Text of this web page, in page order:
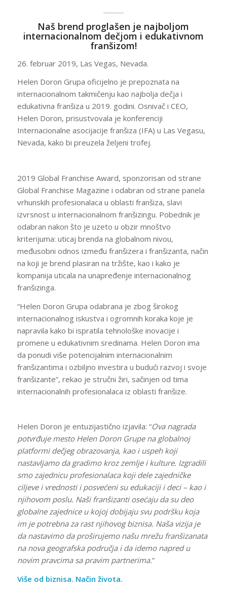
Naš brend proglašen je najboljom
internacionalnom dečjom i edukativnom
franšizom!
26. februar 2019, Las Vegas, Nevada.
Helen Doron Grupa oficijelno je prepoznata na
internacionalnom takmičenju kao najbolja dečja i
edukativna franšiza u 2019. godini. Osnivač i CEO,
Helen Doron, prisustvovala je konferenciji
Internacionalne asocijacije franšiza (IFA) u Las Vegasu,
Nevada, kako bi preuzela željeni trofej.
2019 Global Franchise Award, sponzorisan od strane
Global Franchise Magazine i odabran od strane panela
vrhunskih profesionalaca u oblasti franšiza, slavi
izvrsnost u internacionalnom franšizingu. Pobednik je
odabran nakon što je uzeto u obzir mnoštvo
kriterijuma: uticaj brenda na globalnom nivou,
međusobni odnos između franšizera i franšizanta, način
na koji je brend plasiran na tržište, kao i kako je
kompanija uticala na unapređenje internacionalnog
franšizinga.
“Helen Doron Grupa odabrana je zbog širokog
internacionalnog iskustva i ogromnih koraka koje je
napravila kako bi ispratila tehnološke inovacije i
promene u edukativnim sredinama. Helen Doron ima
da ponudi više potencijalnim internacionalnim
franšizantima i ozbiljno investira u budući razvoj i svoje
franšizante”, rekao je stručni žiri, sačinjen od tima
internacionalnih profesionalaca iz oblasti franšize.
Helen Doron je entuzijastično izjavila: “Ova nagrada
potvrđuje mesto Helen Doron Grupe na globalnoj
platformi dečjeg obrazovanja, kao i uspeh koji
nastavljamo da gradimo kroz zemlje i kulture. Izgradili
smo zajednicu profesionalaca koji dele zajedničke
ciljeve i vrednosti i posvećeni su edukaciji i deci – kao i
njihovom poslu. Naši franšizanti osećaju da su deo
globalne zajednice u kojoj dobijaju svu podršku koja
im je potrebna za rast njihovog biznisa. Naša vizija je
da nastavimo da proširujemo našu mrežu franšizanata
na nova geografska područja i da idemo napred u
novim pravcima sa pravim partnerima.”
Više od biznisa. Način života.